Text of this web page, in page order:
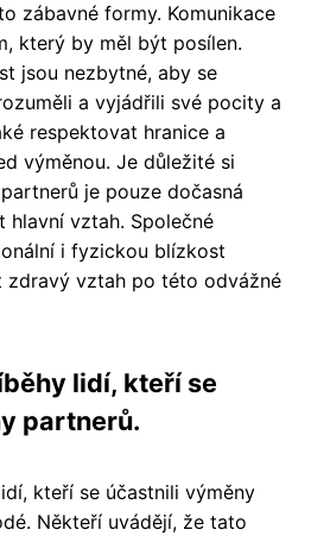
zábavné formy. Komunikace
který by měl být posílen.
jsou nezbytné, aby se
a vyjádřili své pocity a
respektovat hranice a
výměnou. Je důležité si
je pouze dočasná
hlavní vztah. Společné
i fyzickou blízkost
zdravý vztah po této odvážné
lidí, kteří se
partnerů.
kteří se účastnili výměny
Někteří uvádějí, že tato